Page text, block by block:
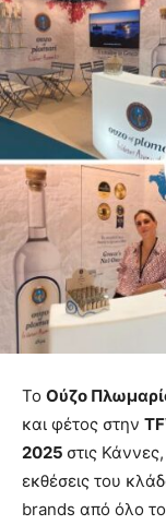
Το Ούζο
και φέτος στην
2025 στις
εκθέσεις του
brands από όλο